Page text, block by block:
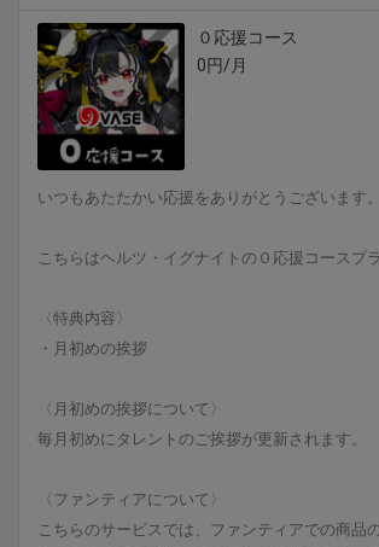
０応援コース
0円/月
いつもあたたかい応援をありがとうございます。
こちらはヘルツ・イグナイトの０応援コースプ
〈特典内容〉
・月初めの挨拶
〈月初めの挨拶について〉
毎月初めにタレントのご挨拶が更新されます。
〈ファンティアについて〉
こちらのサービスでは、ファンティアでの商品